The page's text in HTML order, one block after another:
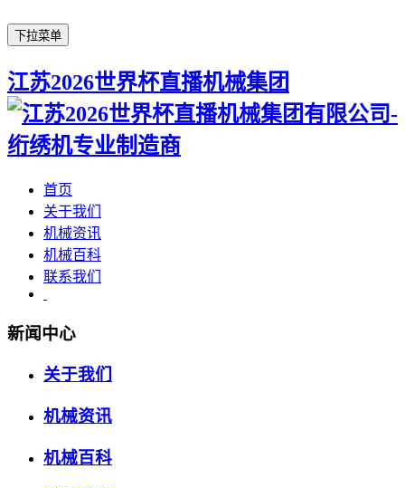
下拉菜单
江苏2026世界杯直播机械集团
首页
关于我们
机械资讯
机械百科
联系我们
新闻中心
关于我们
机械资讯
机械百科